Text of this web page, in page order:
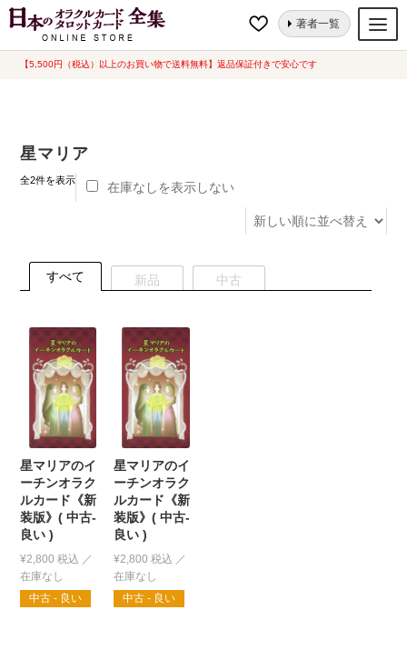
【5,500円（税込）以上のお買い物で送料無料】返品保証付きで安心です
ナ
コ
著者一覧
オラクルカード
ルノルマンカード
トランプ
希少品
書籍
カード関連グッズ
ホーム “星マリア”にタグ付けされた商品
星マリア
全2件を表示新
在庫なしを表示しない
すべて 新品 中古
星マリアのイ
ーチンオラク
ルカード《新
装版》( 中古-
良い )
¥2,800 税込
中古 - 良い
星マリアのイ
ーチンオラク
ルカード《新
装版》( 中古-
良い )
¥2,800 税込
中古 - 良い